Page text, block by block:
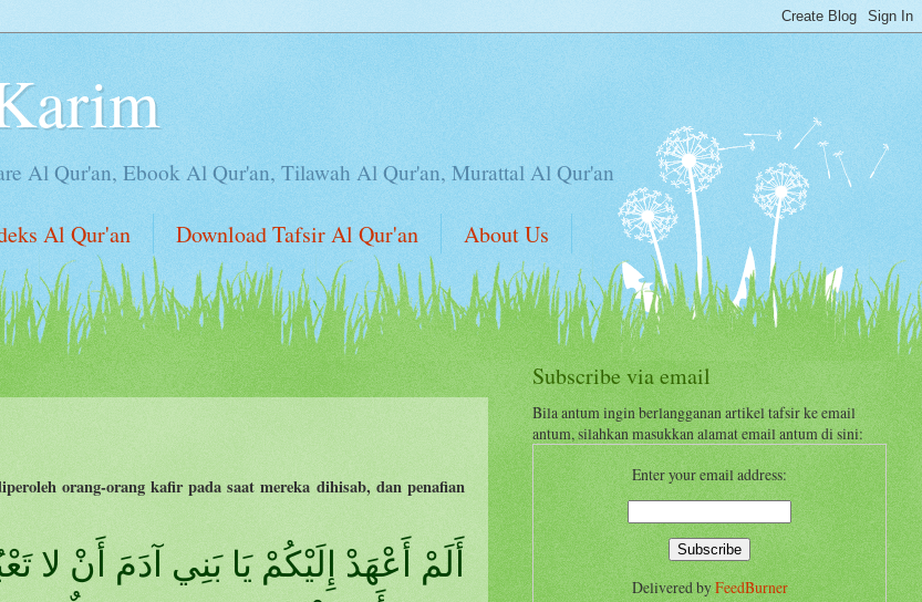
Al Qur'an, Ebook Al Qur'an, Tilawah Al Qur'an, Murattal Al Qur'an
Al Qur'an Download Tafsir Al Qur'an About Us
orang-orang kafir pada saat mereka dihisab, dan penafian
أَلَمْ أَعْهَدْ إِلَيْكُمْ يَا بَنِي آدَمَ أَنْ
Subscribe via email
Bila antum ingin berlangganan artikel tafsir ke email
antum, silahkan masukkan alamat email antum di sini:
Enter your email address:
Delivered byFeedBurner